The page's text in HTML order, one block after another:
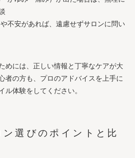
不安があれば、遠慮せずサロンに問い
めには、正しい情報と丁寧なケアが大
者の方も、プロのアドバイスを上手に
ル体験をしてください。
選びのポイントと比